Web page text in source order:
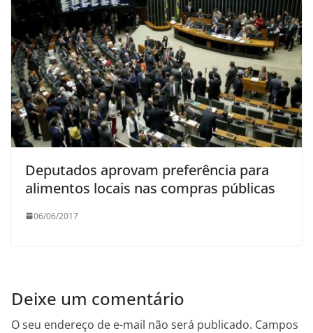
Deputados aprovam preferência para
alimentos locais nas compras públicas
06/06/2017
Deixe um comentário
O seu endereço de e-mail não será publicado. Campos